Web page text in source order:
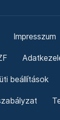
Impresszum
beállítások